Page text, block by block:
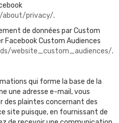
about/privacy/.
de données par Custom
Facebook Custom Audiences
website_custom_audiences/.
qui forme la base de la
une adresse e-mail, vous
des plaintes concernant des
site puisque, en fournissant de